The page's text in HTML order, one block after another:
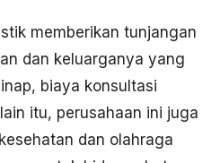
memberikan tunjangan
dan keluarganya yang
biaya konsultasi
itu, perusahaan ini juga
dan olahraga